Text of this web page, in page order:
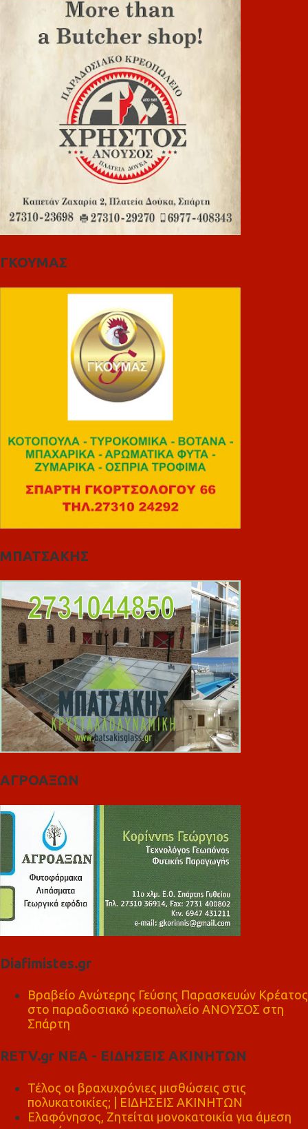
ΓΚΟΥΜΑΣ
ΜΠΑΤΣΑΚΗΣ
ΑΓΡΟΑΞΩΝ
Diafimistes.gr
Βραβείο Ανώτερης Γεύσης Παρασκευών Κρέατος
στο παραδοσιακό κρεοπωλείο ΑΝΟΥΣΟΣ στη
Σπάρτη
RETV.gr ΝΕΑ - ΕΙΔΗΣΕΙΣ ΑΚΙΝΗΤΩΝ
Τέλος οι βραχυχρόνιες μισθώσεις στις
πολυκατοικίες; | ΕΙΔΗΣΕΙΣ ΑΚΙΝΗΤΩΝ
Ελαφόνησος, Ζητείται μονοκατοικία για άμεση